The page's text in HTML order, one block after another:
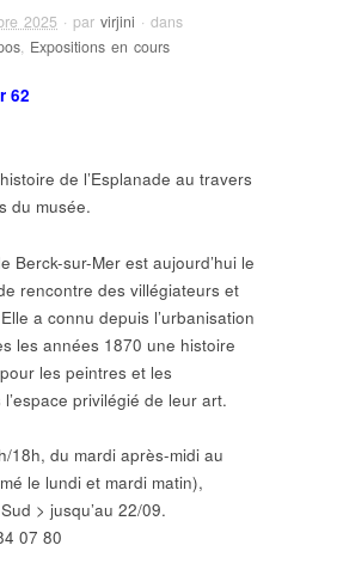
2025 · par virjini · dans
, Expositions en cours
62
de l’Esplanade au travers
du musée.
Berck-sur-Mer est aujourd’hui le
rencontre des villégiateurs et
a connu depuis l’urbanisation
les années 1870 une histoire
les peintres et les
privilégié de leur art.
18h, du mardi après-midi au
le lundi et mardi matin),
> jusqu’au 22/09.
07 80